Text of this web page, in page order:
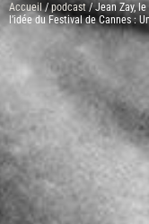
Accueil/podcast/ Jean Zay, le
l’idée du Festival de Cannes :